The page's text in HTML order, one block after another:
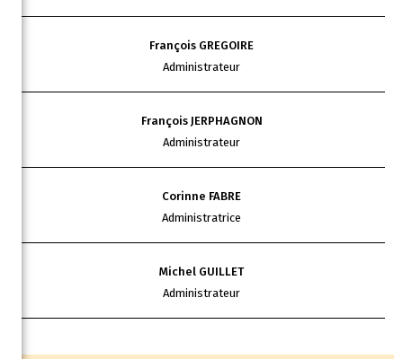
François GREGOIRE
Administrateur
François JERPHAGNON
Administrateur
Corinne FABRE
Administratrice
Michel GUILLET
Administrateur